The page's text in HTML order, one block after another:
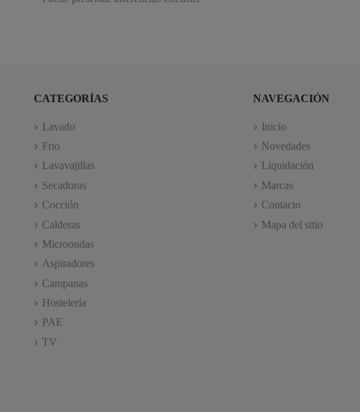
CATEGORÍAS
Lavado
Frio
Lavavajillas
Secadoras
Cocción
Calderas
Microondas
Aspiradores
Campanas
Hostelería
PAE
TV
NAVEGACIÓN
Inicio
Novedades
Liquidación
Marcas
Contacto
Mapa del sitio